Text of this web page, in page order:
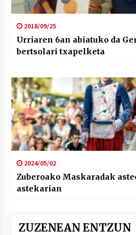
2018/09/25
Urriaren 6an abiatuko da
bertsolari txapelketa
2024/05/02
Zuberoako Maskaradak
astekarian
ZUZENEAN ENTZUN